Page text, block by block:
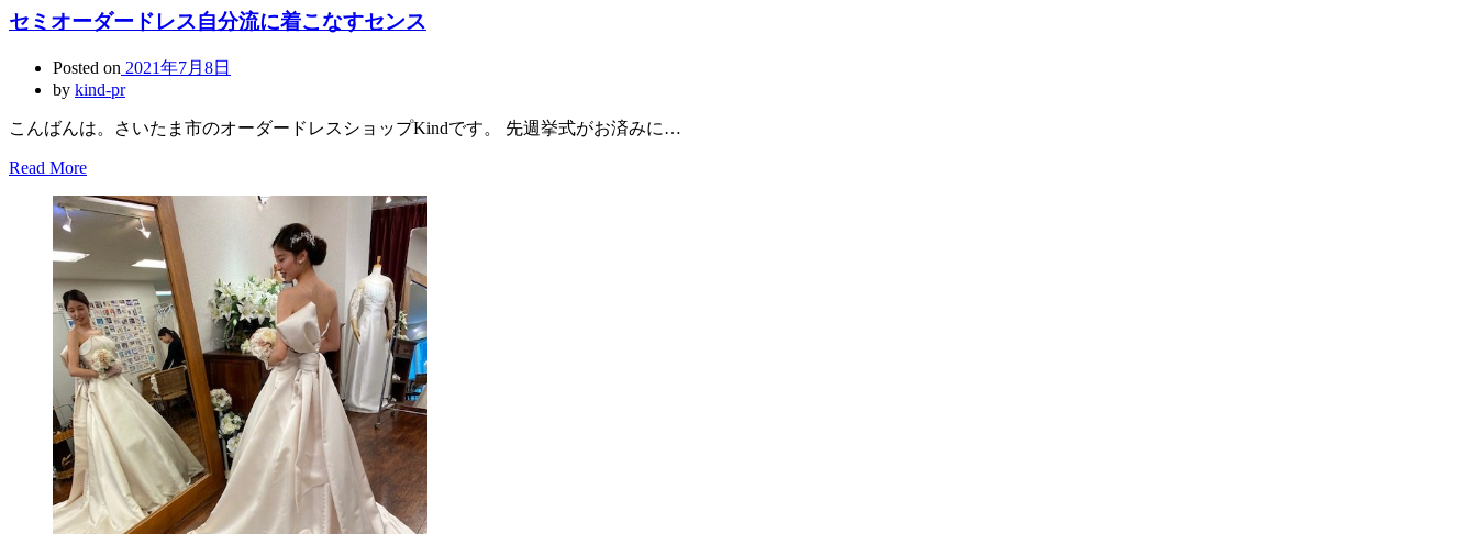
セミオーダードレス自分流に着こなすセンス
Posted on 2021年7月8日
by kind-pr
こんばんは。さいたま市のオーダードレスショップKindです。 先週挙式がお済みに…
Read More